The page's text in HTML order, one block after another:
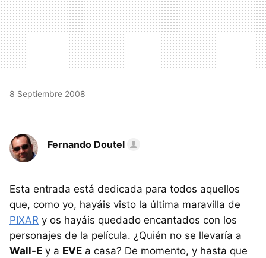
8 Septiembre 2008
Fernando Doutel
Esta entrada está dedicada para todos aquellos
que, como yo, hayáis visto la última maravilla de
PIXAR y os hayáis quedado encantados con los
personajes de la película. ¿Quién no se llevaría a
Wall-E y a EVE a casa? De momento, y hasta que